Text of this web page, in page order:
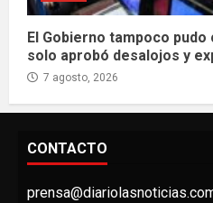
El Gobierno tampoco pudo
solo aprobó desalojos y
7 agosto, 2026
CONTACTO